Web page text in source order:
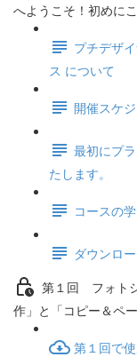
へようこそ！初めに
プチデザ
ス について
開催スケ
最初にプ
たします。
コースの
ダウンロ
第１回 フォト
作」と「コピー＆ペー
第１回で